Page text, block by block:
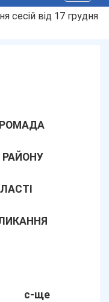
сесій від 17 грудня
РАЙОНУ
с-ще